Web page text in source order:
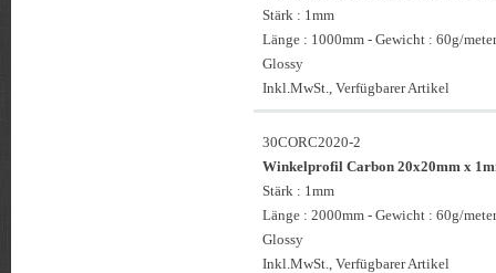
Stärk : 1mm
Länge : 1000mm - Gewicht : 60g/
Glossy
Inkl.MwSt., Verfügbarer Artikel
30CORC2020-2
Winkelprofil Carbon 20x20mm x
Stärk : 1mm
Länge : 2000mm - Gewicht : 60g/
Glossy
Inkl.MwSt., Verfügbarer Artikel